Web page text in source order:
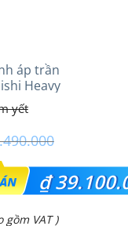
áp trần
Heavy
(4.0Hp) Cao cấp
₫
gồm VAT )